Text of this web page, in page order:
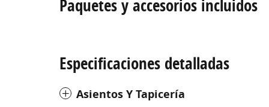
Paquetes y accesorios incluidos
Especificaciones detalladas
Asientos Y Tapicería